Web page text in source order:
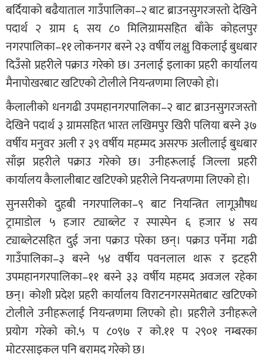
बर्दियाको बढैयाताल गाउँपालिका–२ बाट ब्राउनसुगरजस्तो देखिने
पदार्थ २ ग्राम ६ सय ८० मिलिग्रामसहित बाँके कोहलपुर
नगरपालिका–११ लोकनगर बस्ने २३ वर्षीय लक्षु विकलाई बुधबार
दिउँसो प्रहरीले पक्राउ गरेको छ। उनलाई इलाका प्रहरी कार्यालय
मैनापोखरबाट खटिएको टोलीले नियन्त्रणमा लिएको हो।
कैलालीको धनगढी उपमहानगरपालिका–२ बाट ब्राउनसुगरजस्तो
देखिने पदार्थ ३ ग्रामसहित भारत लखिमपुर खिरी पलिया बस्ने ३७
वर्षीय मनुवर अली र ३९ वर्षीय महम्मद असरफ अलीलाई बुधबार
साँझ प्रहरीले पक्राउ गरेको छ। उनीहरूलाई जिल्ला प्रहरी
कार्यालय कैलालीबाट खटिएको प्रहरीले नियन्त्रणमा लिएको हो।
सुनसरीको दुहबी नगरपालिका–९ बाट नियन्त्रित लागूऔषध
ट्रामाडोल ५ हजार ट्याब्लेट र स्पास्पेन ६ हजार ४ सय
ट्याब्लेटसहित दुई जना पक्राउ परेका छन्। पक्राउ पर्नेमा गढी
गाउँपालिका–३ बस्ने ५४ वर्षीय पवनलाल थारू र इटहरी
उपमहानगरपालिका–११ बस्ने ३३ वर्षीय महमद अवजल रहेका
छन्। कोशी प्रदेश प्रहरी कार्यालय विराटनगरसमेतबाट खटिएको
टोलीले उनीहरूलाई नियन्त्रणमा लिएको हो। प्रहरीले उनीहरूले
प्रयोग गरेको को.५ प ८०९७ र को.११ प २९०१ नम्बरका
मोटरसाइकल पनि बरामद गरेको छ।